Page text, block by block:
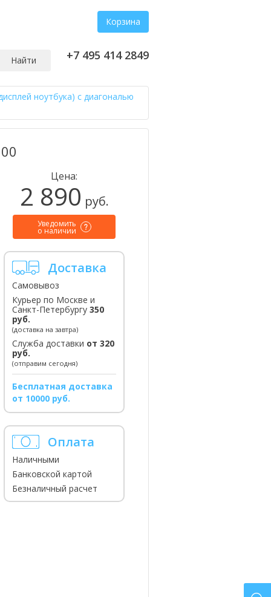
Корзина
Найти +7 495 414 2849
ноутбука) с диагональю
Цена:
2 890 руб.
Уведомить
о наличии
Доставка
Самовывоз
Курьер по Москве и
Санкт-Петербургу 350
руб.
(доставка на завтра)
Служба доставки от 320
руб.
(отправим сегодня)
Бесплатная доставка
от 10000 руб.
Оплата
Наличными
Банковской картой
Безналичный расчет